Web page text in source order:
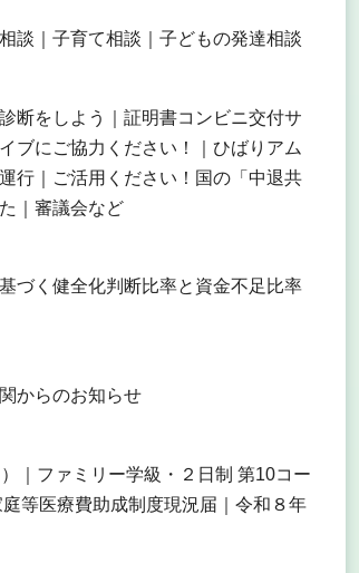
談｜子育て相談｜子どもの発達相談
断をしよう｜証明書コンビニ交付サ
ブにご協力ください！｜ひばりアム
行｜ご活用ください！国の「中退共
｜審議会など
づく健全化判断比率と資金不足比率
からのお知らせ
｜ファミリー学級・２日制 第10コー
等医療費助成制度現況届｜令和８年